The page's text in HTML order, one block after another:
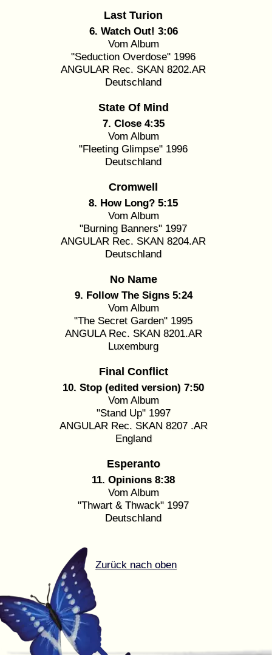
Last Turion
6. Watch Out! 3:06
Vom Album
"Seduction Overdose" 1996
ANGULAR Rec. SKAN 8202.AR
Deutschland
State Of Mind
7. Close 4:35
Vom Album
"Fleeting Glimpse" 1996
Deutschland
Cromwell
8. How Long? 5:15
Vom Album
"Burning Banners" 1997
ANGULAR Rec. SKAN 8204.AR
Deutschland
No Name
9. Follow The Signs 5:24
Vom Album
"The Secret Garden" 1995
ANGULA Rec. SKAN 8201.AR
Luxemburg
Final Conflict
10. Stop (edited version) 7:50
Vom Album
"Stand Up" 1997
ANGULAR Rec. SKAN 8207 .AR
England
Esperanto
11. Opinions 8:38
Vom Album
"Thwart & Thwack" 1997
Deutschland
Zurück nach oben